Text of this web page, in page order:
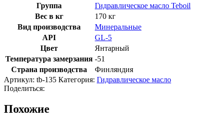
Группа
Гидравлическое масло Teboil
Вес в кг
170 кг
Вид производства
Минеральные
API
GL-5
Цвет
Янтарный
Температура замерзания -51
Страна производства
Финляндия
Артикул: tb-135 Категория: Гидравлическое масло
Поделиться:
Похожие